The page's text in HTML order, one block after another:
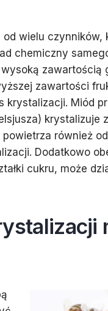
wielu
chemiczny
zawartością
zawartości
krystalizacji. Miód
krystalizuje
również
Dodatkowo
cukru, może